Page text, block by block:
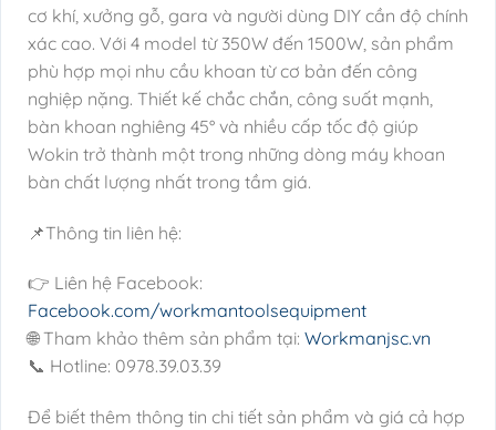
cơ khí, xưởng gỗ, gara và người dùng DIY cần độ chính
xác cao. Với 4 model từ 350W đến 1500W, sản phẩm
phù hợp mọi nhu cầu khoan từ cơ bản đến công
nghiệp nặng. Thiết kế chắc chắn, công suất mạnh,
bàn khoan nghiêng 45° và nhiều cấp tốc độ giúp
Wokin trở thành một trong những dòng máy khoan
bàn chất lượng nhất trong tầm giá.
📌Thông tin liên hệ:
👉 Liên hệ Facebook:
Facebook.com/workmantoolsequipment
🌐 Tham khảo thêm sản phẩm tại: Workmanjsc.vn
📞 Hotline: 0978.39.03.39
Để biết thêm thông tin chi tiết sản phẩm và giá cả hợp